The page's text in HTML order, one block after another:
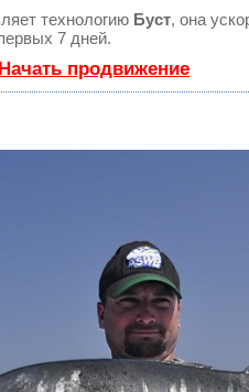
технологию Буст, она
7 дней.
продвижение